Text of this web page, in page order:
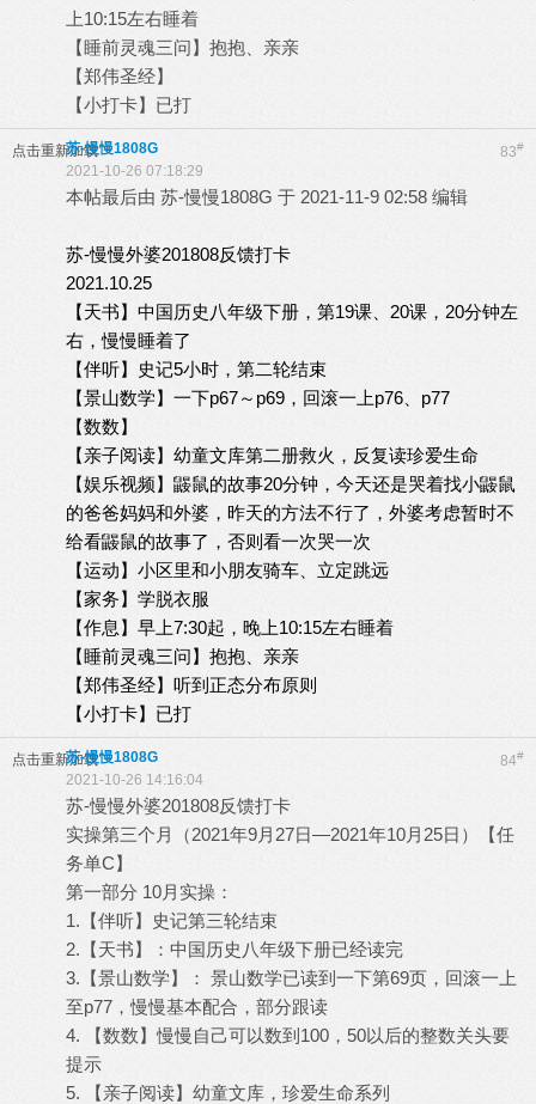
上10:15左右睡着
【睡前灵魂三问】抱抱、亲亲
【郑伟圣经】
【小打卡】已打
点击重新加载 83#
苏-慢慢1808G
2021-10-26 07:18:29
本帖最后由 苏-慢慢1808G 于 2021-11-9 02:58 编辑
苏-慢慢外婆201808反馈打卡
2021.10.25
【天书】中国历史八年级下册，第19课、20课，20分钟左
右，慢慢睡着了
【伴听】史记5小时，第二轮结束
【景山数学】一下p67～p69，回滚一上p76、p77
【数数】
【亲子阅读】幼童文库第二册救火，反复读珍爱生命
【娱乐视频】鼹鼠的故事20分钟，今天还是哭着找小鼹鼠
的爸爸妈妈和外婆，昨天的方法不行了，外婆考虑暂时不
给看鼹鼠的故事了，否则看一次哭一次
【运动】小区里和小朋友骑车、立定跳远
【家务】学脱衣服
【作息】早上7:30起，晚上10:15左右睡着
【睡前灵魂三问】抱抱、亲亲
【郑伟圣经】听到正态分布原则
【小打卡】已打
点击重新加载 84#
苏-慢慢1808G
2021-10-26 14:16:04
苏-慢慢外婆201808反馈打卡
实操第三个月（2021年9月27日—2021年10月25日）【任
务单C】
第一部分 10月实操：
1.【伴听】史记第三轮结束
2.【天书】：中国历史八年级下册已经读完
3.【景山数学】： 景山数学已读到一下第69页，回滚一上
至p77，慢慢基本配合，部分跟读
4. 【数数】慢慢自己可以数到100，50以后的整数关头要
提示
5. 【亲子阅读】幼童文库，珍爱生命系列